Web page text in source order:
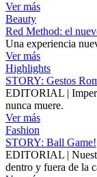
Ver más
Beauty
Red Method: el
Una experiencia
Ver más
Highlights
STORY: Gestos
EDITORIAL |
nunca muere.
Ver más
Fashion
STORY: Ball Game!
EDITORIAL |
dentro y fuera de la